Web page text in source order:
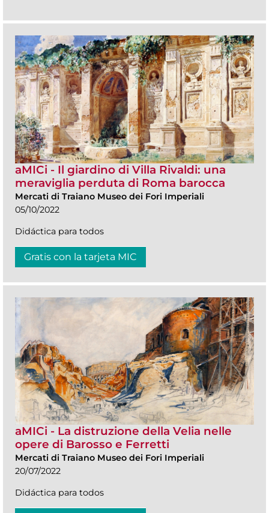
aMICi - Il giardino di Villa Rivaldi: una
meraviglia perduta di Roma barocca
Mercati di Traiano Museo dei Fori Imperiali
05/10/2022
Didáctica para todos
Gratis con la tarjeta MIC
aMICi - La distruzione della Velia nelle
opere di Barosso e Ferretti
Mercati di Traiano Museo dei Fori Imperiali
20/07/2022
Didáctica para todos